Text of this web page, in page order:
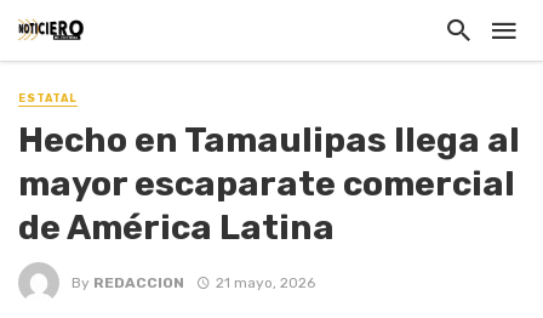
ESTATAL
Hecho en Tamaulipas llega al
mayor escaparate comercial
de América Latina
By REDACCION 21 mayo, 2026